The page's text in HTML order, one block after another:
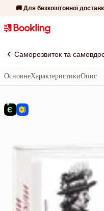
🚚 Для безкоштовної
Саморозвиток та
ОсновнеХарактеристикиОпис